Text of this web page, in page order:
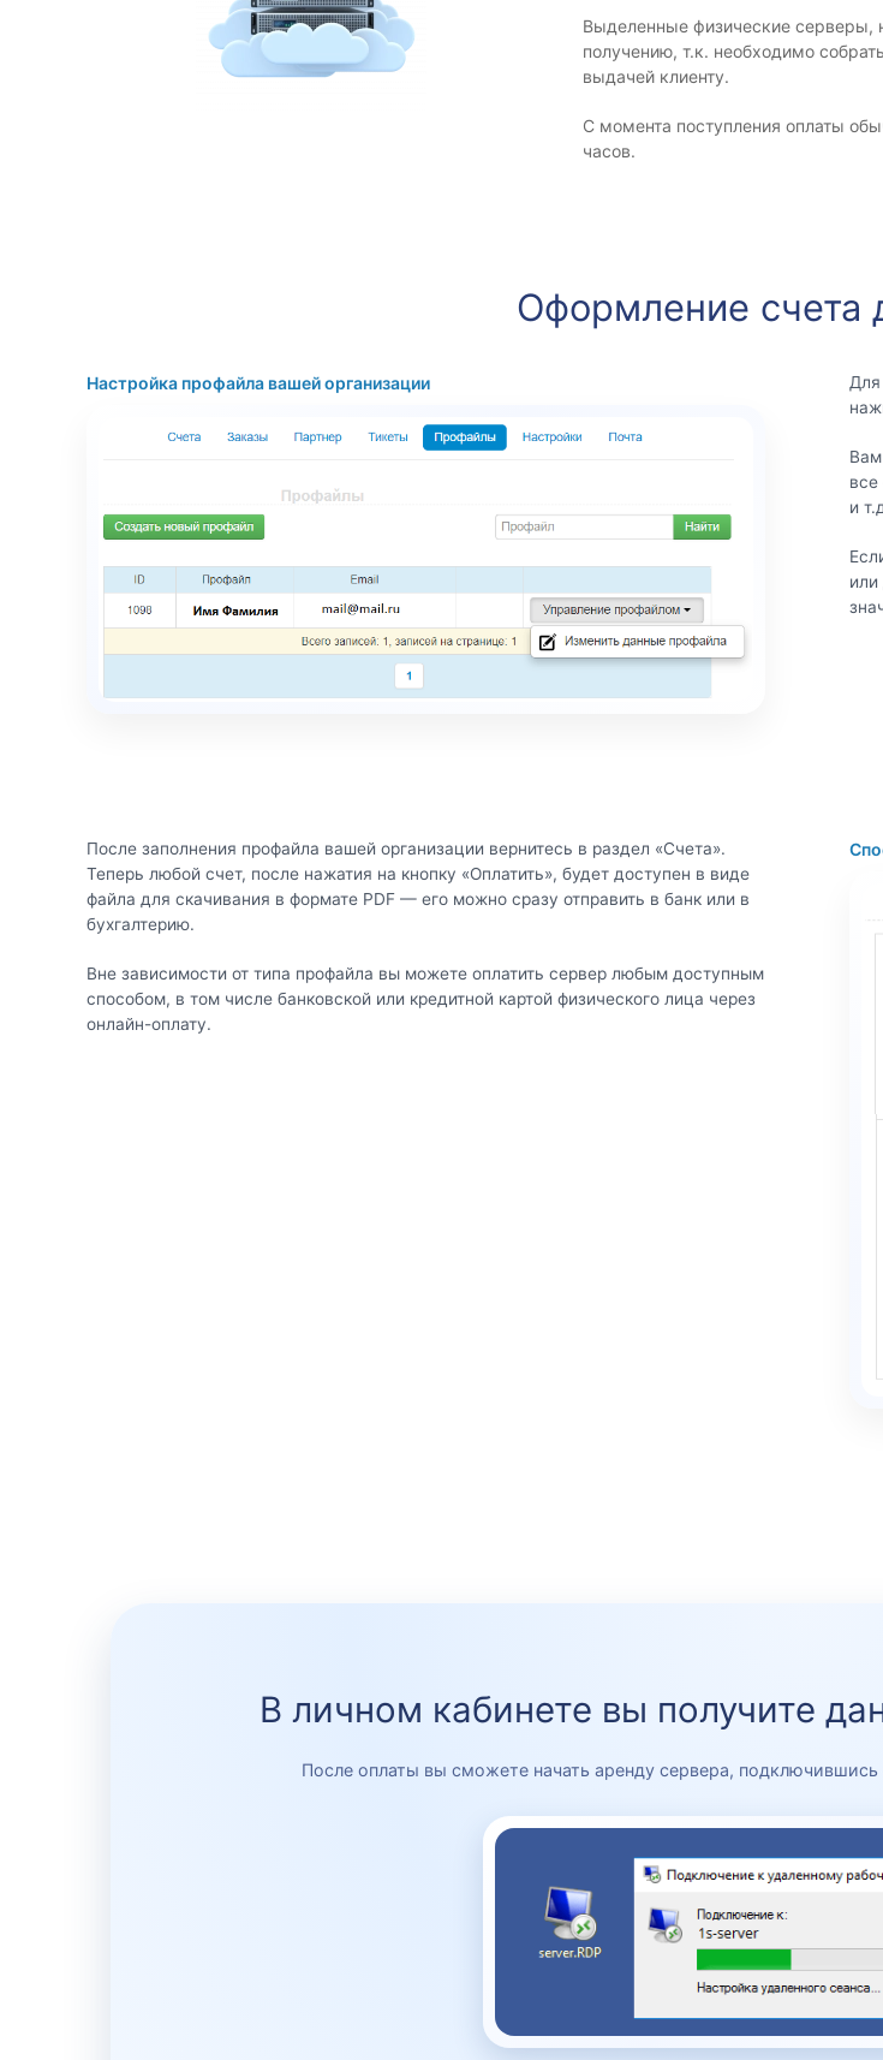
Выделенные физические серверы,
получению, т.к. необходимо
выдачей клиенту.
С момента поступления оплаты
часов.
Оформление счета
Настройка профайла вашей организации
Для
и
или
После заполнения профайла вашей организации вернитесь в раздел «Счета».
Теперь любой счет, после нажатия на кнопку «Оплатить», будет доступен в виде
файла для скачивания в формате PDF — его можно сразу отправить в банк или в
бухгалтерию.
Вне зависимости от типа профайла вы можете оплатить сервер любым доступным
способом, в том числе банковской или кредитной картой физического лица через
онлайн-оплату.
В личном кабинете вы получите
После оплаты вы сможете начать аренду сервера,